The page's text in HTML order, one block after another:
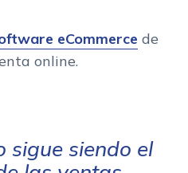
eCommerce de
online.
sigue siendo el